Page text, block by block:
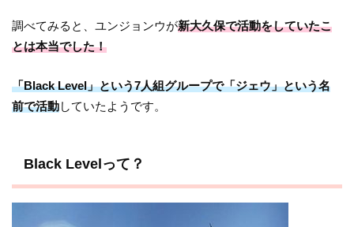
調べてみると、ユンジョンウが新大久保で活動をしていたこ
とは本当でした！
「Black Level」という7人組グループで「ジェウ」という名
前で活動していたようです。
Black Levelって？